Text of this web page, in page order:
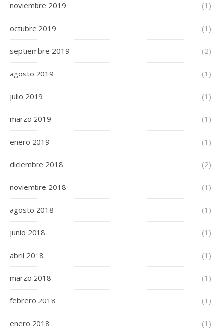
noviembre 2019 (1)
octubre 2019 (1)
septiembre 2019 (2)
agosto 2019 (1)
julio 2019 (1)
marzo 2019 (1)
enero 2019 (1)
diciembre 2018 (2)
noviembre 2018 (1)
agosto 2018 (1)
junio 2018 (1)
abril 2018 (1)
marzo 2018 (1)
febrero 2018 (1)
enero 2018 (1)